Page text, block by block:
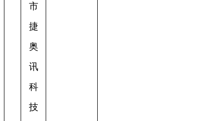
市
捷
奥
讯
科
技